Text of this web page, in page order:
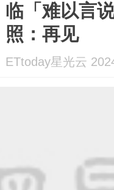
临「难以言
照：再见
ETtoday星光云